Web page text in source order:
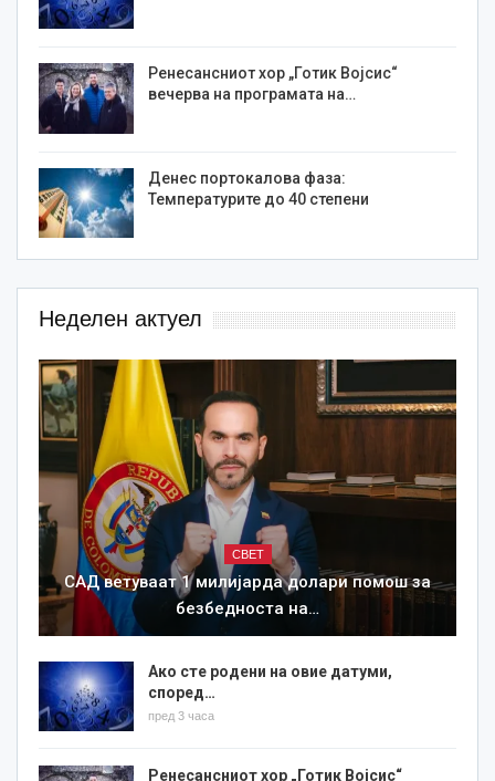
Ренесансниот хор „Готик Војсис“
вечерва на програмата на…
Денес портокалова фаза:
Температурите до 40 степени
Неделен актуел
СВЕТ
САД ветуваат 1 милијарда долари помош за
безбедноста на…
Ако сте родени на овие датуми,
според…
пред 3 часа
Ренесансниот хор „Готик Војсис“